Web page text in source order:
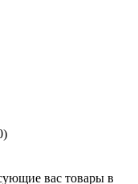
вас товары в